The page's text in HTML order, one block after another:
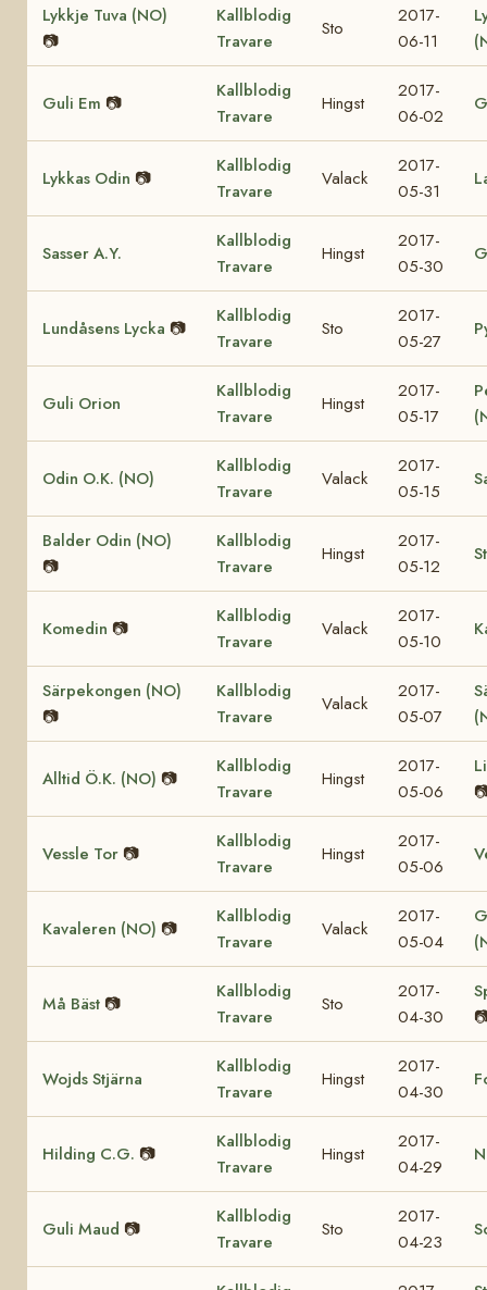
Lykkje Tuva (NO)
📷
Kallblodig
Travare
Sto
2017-
06-11
Guli Em 📷
Kallblodig
Travare
Hingst
2017-
06-02
Lykkas Odin 📷
Kallblodig
Travare
Valack
2017-
05-31
Sasser A.Y.
Kallblodig
Travare
Hingst
2017-
05-30
Lundåsens Lycka 📷
Kallblodig
Travare
Sto
2017-
05-27
Guli Orion
Kallblodig
Travare
Hingst
2017-
05-17
Odin O.K. (NO)
Kallblodig
Travare
Valack
2017-
05-15
Balder Odin (NO)
📷
Kallblodig
Travare
Hingst
2017-
05-12
Komedin 📷
Kallblodig
Travare
Valack
2017-
05-10
Särpekongen (NO)
📷
Kallblodig
Travare
Valack
2017-
05-07
Alltid Ö.K. (NO) 📷
Kallblodig
Travare
Hingst
2017-
05-06
Vessle Tor 📷
Kallblodig
Travare
Hingst
2017-
05-06
Kavaleren (NO) 📷
Kallblodig
Travare
Valack
2017-
05-04
Må Bäst 📷
Kallblodig
Travare
Sto
2017-
04-30
Wojds Stjärna
Kallblodig
Travare
Hingst
2017-
04-30
Hilding C.G. 📷
Kallblodig
Travare
Hingst
2017-
04-29
Guli Maud 📷
Kallblodig
Travare
Sto
2017-
04-23